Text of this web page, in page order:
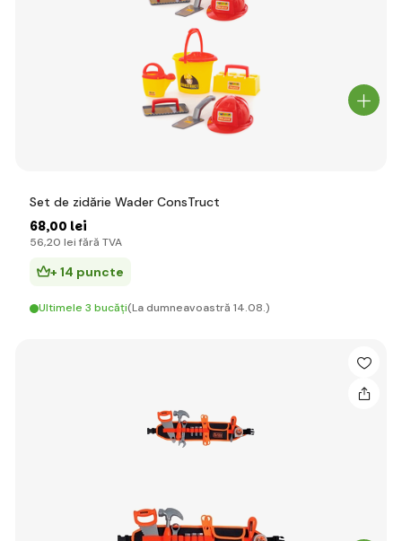
Set de zidărie Wader ConsTruct
68,00 lei
56,20 lei fără TVA
+ 14 puncte
Ultimele 3 bucăți(La dumneavoastră 14.08.)